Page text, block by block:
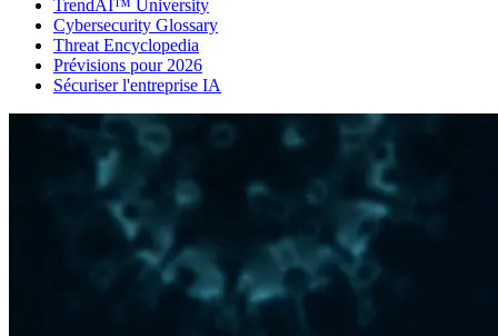
TrendAI™ University
Cybersecurity Glossary
Threat Encyclopedia
Prévisions pour 2026
Sécuriser l'entreprise IA